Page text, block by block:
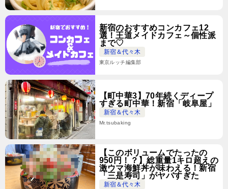
新宿のおすすめコンカフェ12
選！王道メイドカフェ～個性派
まで♡
新宿＆代々木
東京ルッチ編集部
【町中華3】70年続くディープ
すぎる町中華！新宿「岐阜屋」
新宿＆代々木
Mr.tsubaking
【このボリュームでたったの
950円！？】総重量1キロ超えの
激ウマ海鮮丼が味わえる！新宿
「三是寿司」がヤバすぎた
新宿＆代々木